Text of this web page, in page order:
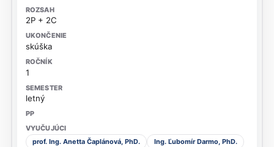
2P + 2C
skúška
1
letný
prof. Ing. Anetta Čaplánová, PhD.
Ing. Ľubomír Darmo, PhD.